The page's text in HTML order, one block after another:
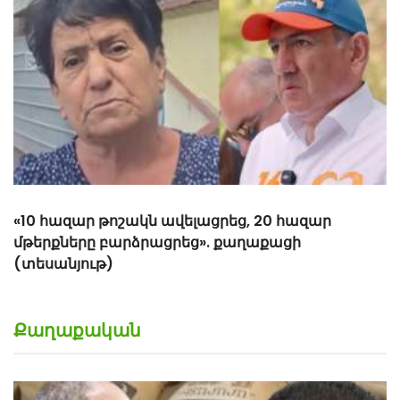
«Հիշեցի՞ք մեզ, ձեր սանիկներն ենք». աղջիկները՝
Նիկոլ Փաշինյանին
Քաղաքական